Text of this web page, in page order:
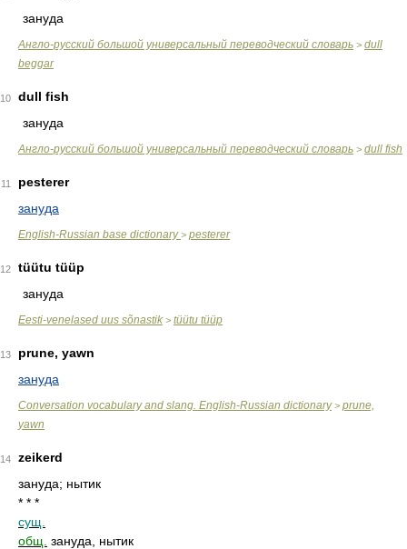
зануда
Англо-русский большой универсальный переводческий словарь > dull
beggar
10
dull fish
зануда
Англо-русский большой универсальный переводческий словарь > dull fish
11
pesterer
зануда
English-Russian base dictionary> pesterer
12
tüütu tüüp
зануда
Eesti-venelased uus sõnastik > tüütu tüüp
13
prune, yawn
зануда
Conversation vocabulary and slang. English-Russian dictionary> prune,
yawn
14
zeikerd
зануда; нытик
* * *
сущ.
общ. зануда, нытик